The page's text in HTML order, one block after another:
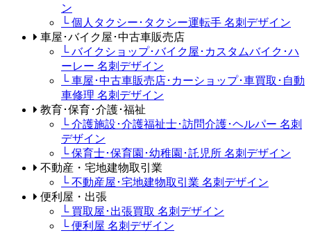
ン
└ 個人タクシー･タクシー運転手 名刺デザイン
車屋･バイク屋･中古車販売店
└ バイクショップ･バイク屋･カスタムバイク･ハ
ーレー 名刺デザイン
└ 車屋･中古車販売店･カーショップ･車買取･自動
車修理 名刺デザイン
教育･保育･介護･福祉
└ 介護施設･介護福祉士･訪問介護･ヘルパー 名刺
デザイン
└ 保育士･保育園･幼稚園･託児所 名刺デザイン
不動産・宅地建物取引業
└ 不動産屋･宅地建物取引業 名刺デザイン
便利屋・出張
└ 買取屋･出張買取 名刺デザイン
└ 便利屋 名刺デザイン